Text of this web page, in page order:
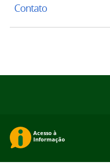
Contato